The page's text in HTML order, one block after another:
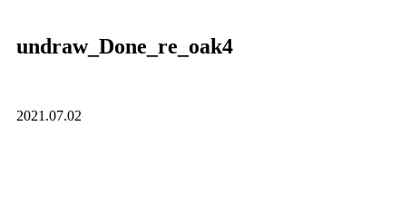
undraw_Done_re_oak4
2021.07.02